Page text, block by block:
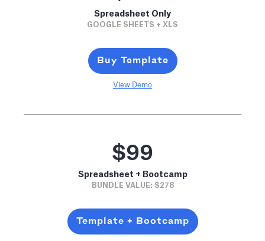
Spreadsheet Only
GOOGLE SHEETS + XLS
Buy Template
View Demo
$99
Spreadsheet + Bootcamp
BUNDLE VALUE: $278
Template + Bootcamp